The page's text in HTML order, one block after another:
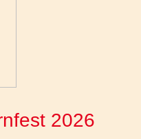
2026